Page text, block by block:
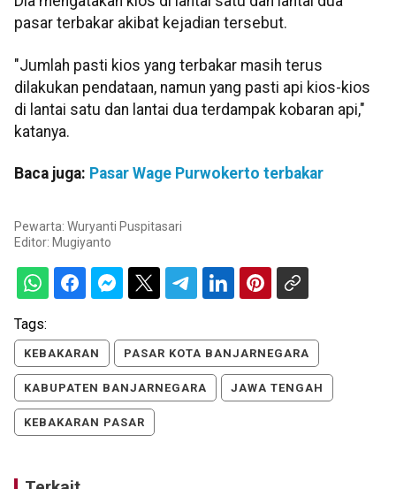
pasar terbakar akibat kejadian tersebut.
"Jumlah pasti kios yang terbakar masih terus
dilakukan pendataan, namun yang pasti api kios-kios
di lantai satu dan lantai dua terdampak kobaran api,"
katanya.
Baca juga: Pasar Wage Purwokerto terbakar
Pewarta: Wuryanti Puspitasari
Editor: Mugiyanto
Tags:
KEBAKARAN PASAR KOTA BANJARNEGARA
KABUPATEN BANJARNEGARA JAWA TENGAH
KEBAKARAN PASAR